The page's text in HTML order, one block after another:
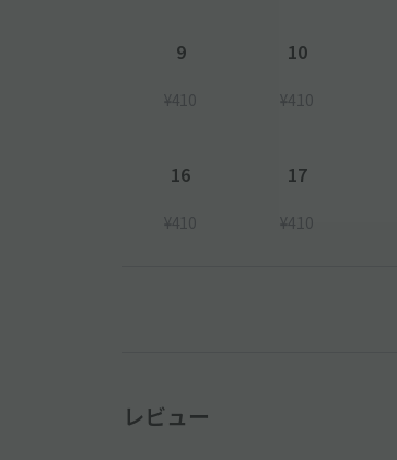
9
¥410
10
¥410
16
¥410
17
¥410
レビュー